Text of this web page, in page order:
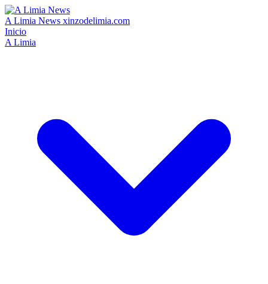
A Limia News xinzodelimia.com
Inicio
A Limia